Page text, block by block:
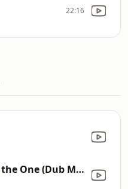
22:16
ha - You Are the One (Dub Mix Edit)